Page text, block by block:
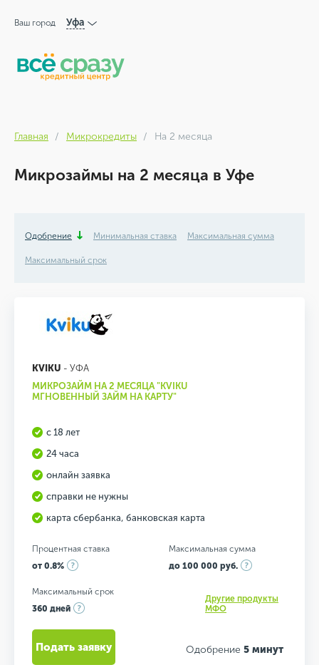
Ваш город Уфа
Главная Микрокредиты На 2 месяца
Микрозаймы на 2 месяца в Уфе
Одобрение Минимальная ставка Максимальная сумма
Максимальный срок
KVIKU - УФА
МИКРОЗАЙМ НА 2 МЕСЯЦА "KVIKU
МГНОВЕННЫЙ ЗАЙМ НА КАРТУ"
с 18 лет
24 часа
онлайн заявка
справки не нужны
карта сбербанка, банковская карта
Процентная ставка
от 0.8%
Максимальная сумма
до 100 000 руб.
Максимальный срок
360 дней
Другие продукты
МФО
Одобрение 5 минут
Подать заявку